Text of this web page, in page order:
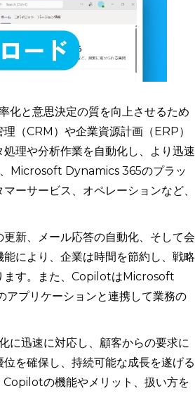
と意思決定の質を向上させるため
（CRM）や企業資源計画（ERP）
理や分析作業を自動化し、より迅速
Microsoft Dynamics 365のプラッ
ーサービス、オペレーションなど、
新、メール応答の自動化、そして会
により、企業は時間を節約し、戦略
ます。また、CopilotはMicrosoft
プリケーションと連携して業務の
迅速に対応し、顧客からの要求に
を確保し、持続可能な成長を遂げる
の機能やメリット、扱い方を